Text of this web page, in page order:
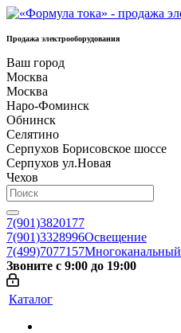
Продажа электрооборудования
Ваш город
Москва
Москва
Наро-Фоминск
Обнинск
Селятино
Серпухов Борисовское шоссе
Серпухов ул.Новая
Чехов
7(901)3820177
7(901)3328996Освещение
7(499)7077157Многоканальный
Звоните с 9:00 до 19:00
Каталог